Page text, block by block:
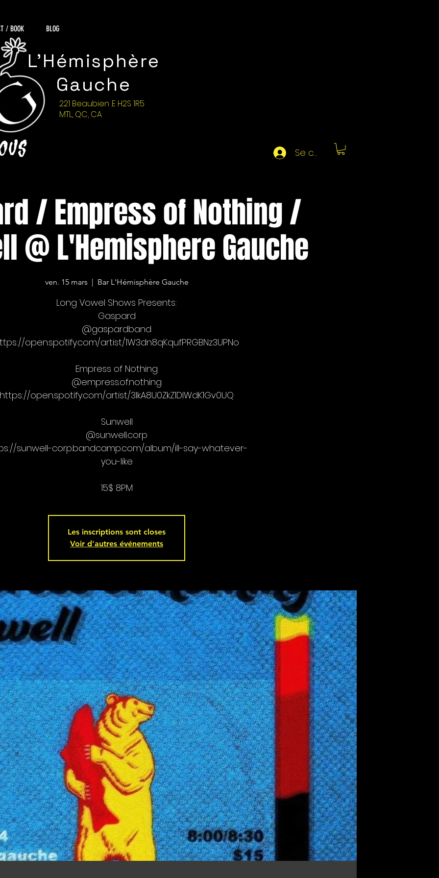
221 Beaubien .E H2S 1R5
MTL, QC, CA
L'Hémisphère
Gauche
/ BOOK BLOG
Se connecter
/ Empress of Nothing /
@ L'Hemisphere Gauche
ven. 15 mars
  |
Bar L'Hémisphère Gauche
Long Vowel Shows Presents:
Gaspard
@gaspardband
open.spotify.com/artist/1W3dn8qKqufPRGBNz3UPNo
Empress of Nothing
@empress.of.nothing
https://open.spotify.com/artist/3lkA8U0ZkZ1DIWdK1Gv0UQ
Sunwell
@sunwell.corp
sunwell-corp.bandcamp.com/album/ill-say-whatever-
you-like
15$ 8PM
Les inscriptions sont closes
Voir d'autres événements